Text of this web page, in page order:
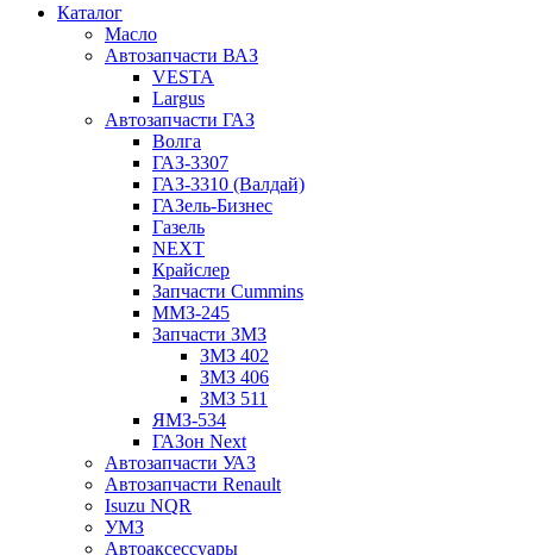
Каталог
Масло
Автозапчасти ВАЗ
VESTA
Largus
Автозапчасти ГАЗ
Волга
ГАЗ-3307
ГАЗ-3310 (Валдай)
ГАЗель-Бизнес
Газель
NEXT
Крайслер
Запчасти Cummins
ММЗ-245
Запчасти ЗМЗ
ЗМЗ 402
ЗМЗ 406
ЗМЗ 511
ЯМЗ-534
ГАЗон Next
Автозапчасти УАЗ
Автозапчасти Renault
Isuzu NQR
УМЗ
Автоаксессуары